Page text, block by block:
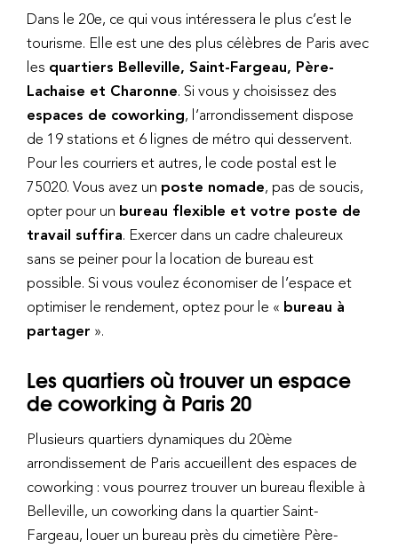
Dans le 20e, ce qui vous intéressera le plus c’est le
tourisme. Elle est une des plus célèbres de Paris avec
les quartiers Belleville, Saint-Fargeau, Père-
Lachaise et Charonne. Si vous y choisissez des
espaces de coworking, l’arrondissement dispose
de 19 stations et 6 lignes de métro qui desservent.
Pour les courriers et autres, le code postal est le
75020. Vous avez un poste nomade, pas de soucis,
opter pour un bureau flexible et votre poste de
travail suffira. Exercer dans un cadre chaleureux
sans se peiner pour la location de bureau est
possible. Si vous voulez économiser de l’espace et
optimiser le rendement, optez pour le « bureau à
partager ».
Les quartiers où trouver un espace
de coworking à Paris 20
Plusieurs quartiers dynamiques du 20ème
arrondissement de Paris accueillent des espaces de
coworking : vous pourrez trouver un bureau flexible à
Belleville, un coworking dans la quartier Saint-
Fargeau, louer un bureau près du cimetière Père-